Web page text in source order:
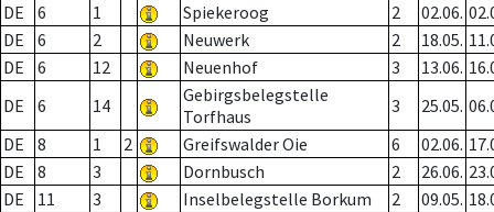
DE
6 1 Spiekeroog 2 02.06.
DE
6 2 Neuwerk 2 18.05.
DE
6 12 Neuenhof 3 13.06.
DE
6 14
Gebirgsbelegstelle
Torfhaus
3 25.05.
DE
8 1 2 Greifswalder Oie 6 02.06.
DE
8 3 Dornbusch 2 26.06.
DE
11 3 Inselbelegstelle Borkum 2 09.05.